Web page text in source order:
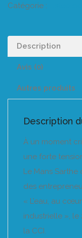
Catégorie :
Description
Avis (0)
Autres produits
Description
À un moment
une forte
Le Mans
des
« L’eau, au
industrielle », le
la CCI.